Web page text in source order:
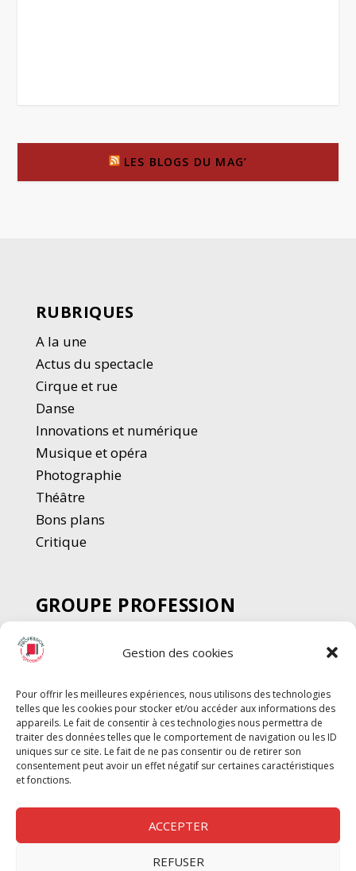
Gestion des cookies
Pour offrir les meilleures expériences, nous utilisons des technologies
telles que les cookies pour stocker et/ou accéder aux informations des
appareils. Le fait de consentir à ces technologies nous permettra de
traiter des données telles que le comportement de navigation ou les ID
uniques sur ce site. Le fait de ne pas consentir ou de retirer son
consentement peut avoir un effet négatif sur certaines caractéristiques
et fonctions.
ACCEPTER
REFUSER
LES BLOGS DU MAG’
RUBRIQUES
A la une
Actus du spectacle
Cirque et rue
Danse
Innovations et numérique
Musique et opéra
Photographie
Théâtre
Bons plans
Critique
GROUPE PROFESSION
SPECTACLE
Chèque Intermittents
Chèque Compta
Chèque Emploi Spectacle
G-Pods
Profession Audio-visuel